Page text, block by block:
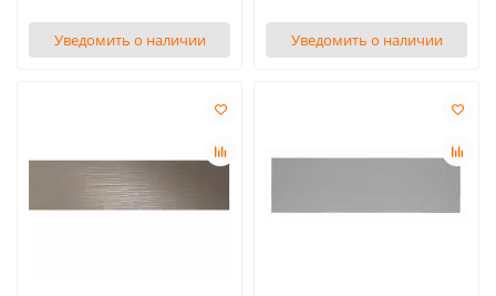
Уведомить о наличии Уведомить о наличии